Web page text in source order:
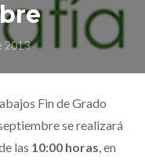
2013
Fin de Grado
se realizará
las 10:00 horas, en